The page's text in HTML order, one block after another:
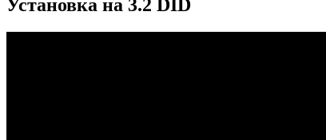
Установка на 3.2 DID